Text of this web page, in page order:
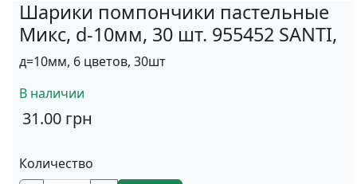
Шарики помпончики пастельные
Микс, d-10мм, 30 шт. 955452 SANTI,
д=10мм, 6 цветов, 30шт
В наличии
31.00 грн
Количество